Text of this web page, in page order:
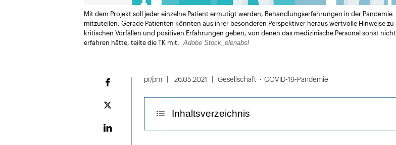
Mit dem Projekt soll jeder einzelne Patient ermutigt werden, Behandlungserfahrungen in der Pandemie
mitzuteilen. Gerade Patienten könnten aus ihrer besonderen Perspektiver heraus wertvolle Hinweise zu
kritischen Vorfällen und positiven Erfahrungen geben, von denen das medizinische Personal sonst nicht
erfahren hätte, teilte die TK mit.
Adobe Stock_elenabsl
Plattform
pr/pm 26.05.2021 Gesellschaft COVID-19-Pandemie
Inhaltsverzeichnis